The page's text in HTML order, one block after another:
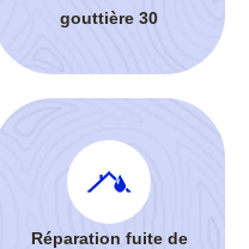
gouttière 30
Réparation fuite de